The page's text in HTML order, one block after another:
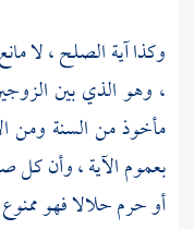
وكذا آية الصلح ، لا
، وهو الذي بين
مأخوذ من السنة ومن
بعموم الآية ، وأن
أو حرم حلالا فهو